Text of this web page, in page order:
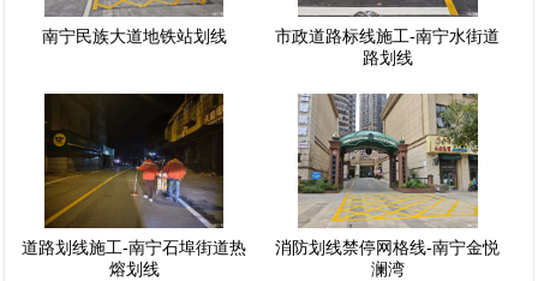
南宁民族大道地铁站划线
市政道路标线施工-南宁水街道
路划线
道路划线施工-南宁石埠街道热
熔划线
消防划线禁停网格线-南宁金悦
澜湾